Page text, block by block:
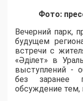
Фото:
Вечерний парк,
будущем
встречи с
«Әділет» в
выступлений -
без заранее
обсуждение тем,